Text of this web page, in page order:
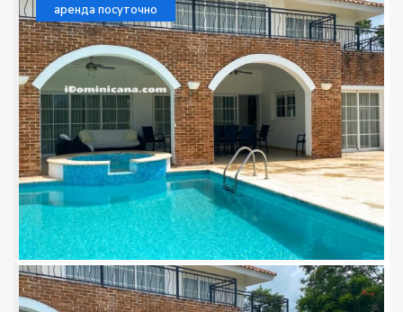
аренда посуточно